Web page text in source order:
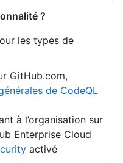
?
les types de
GitHub.com,
de CodeQL
à l’organisation sur
Enterprise Cloud
activé